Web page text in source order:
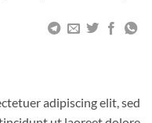
adipiscing elit, sed